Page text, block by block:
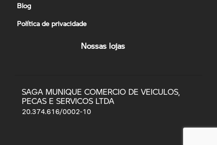
Blog
Política de privacidade
Nossas lojas
SAGA MUNIQUE COMERCIO DE VEICULOS,
PECAS E SERVICOS LTDA
20.374.616/0002-10